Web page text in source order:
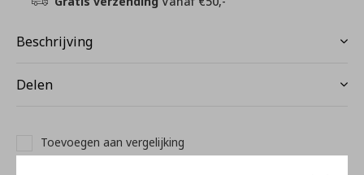
Beschrijving
Delen
Toevoegen aan vergelijking